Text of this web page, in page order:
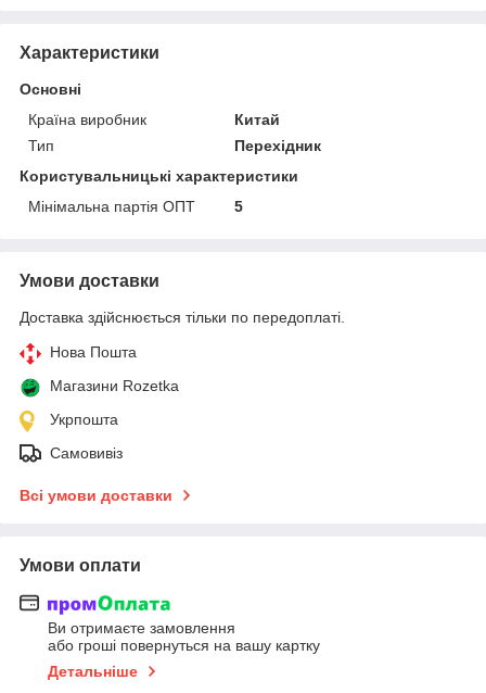
Характеристики
Основні
Країна виробник
Китай
Тип
Перехідник
Користувальницькі характеристики
Мінімальна партія ОПТ
5
Умови доставки
Доставка здійснюється тільки по передоплаті.
Нова Пошта
Магазини Rozetka
Укрпошта
Самовивіз
Всі умови доставки
Умови оплати
Ви отримаєте замовлення
або гроші повернуться на вашу картку
Детальніше